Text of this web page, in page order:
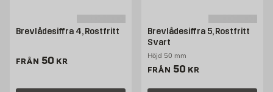
Brevlådesiffra 4, Rostfritt
FRÅN Pris 50 kr
50 KR
Brevlådesiffra 5, Rostfritt
Svart
Höjd 50 mm
FRÅN Pris 50 kr
50 KR